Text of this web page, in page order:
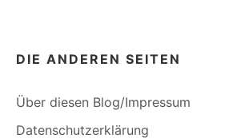
DIE ANDEREN SEITEN
Über diesen Blog/Impressum
Datenschutzerklärung